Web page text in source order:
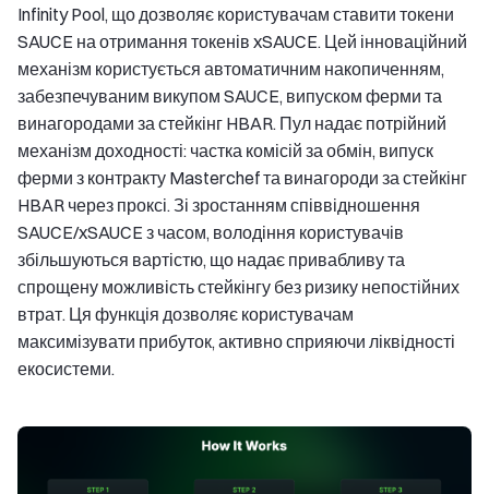
Infinity Pool, що дозволяє користувачам ставити токени
SAUCE на отримання токенів xSAUCE. Цей інноваційний
механізм користується автоматичним накопиченням,
забезпечуваним викупом SAUCE, випуском ферми та
винагородами за стейкінг HBAR. Пул надає потрійний
механізм доходності: частка комісій за обмін, випуск
ферми з контракту Masterchef та винагороди за стейкінг
HBAR через проксі. Зі зростанням співвідношення
SAUCE/xSAUCE з часом, володіння користувачів
збільшуються вартістю, що надає привабливу та
спрощену можливість стейкінгу без ризику непостійних
втрат. Ця функція дозволяє користувачам
максимізувати прибуток, активно сприяючи ліквідності
екосистеми.